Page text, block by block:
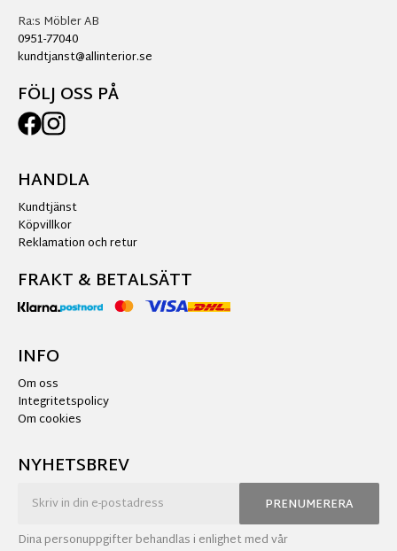
Ra:s Möbler AB
0951-77040
kundtjanst@allinterior.se
FÖLJ OSS PÅ
HANDLA
Kundtjänst
Köpvillkor
Reklamation och retur
FRAKT & BETALSÄTT
INFO
Om oss
Integritetspolicy
Om cookies
NYHETSBREV
PRENUMERERA
Dina personuppgifter behandlas i enlighet med vår